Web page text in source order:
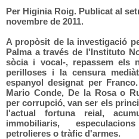
Per Higinia Roig. Publicat al
novembre de 2011.
A propòsit de la investigació
Palma a través de l'Instituto
sòcia i vocal-, repassem els
perilloses i la censura
espanyol designat per
Mario Conde, De la Rosa o
per corrupció, van ser els
l'actual fortuna reial,
immobiliaris,
petrolieres o tràfic d'armes.